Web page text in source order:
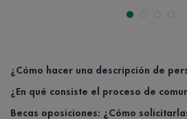
¿Cómo hacer una descripción de
¿En qué consiste el proceso de
Becas oposiciones: ¿Cómo